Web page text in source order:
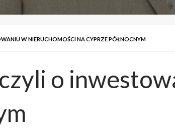
W NIERUCHOMOŚCI NA CYPRZE PÓŁNOCNYM
o